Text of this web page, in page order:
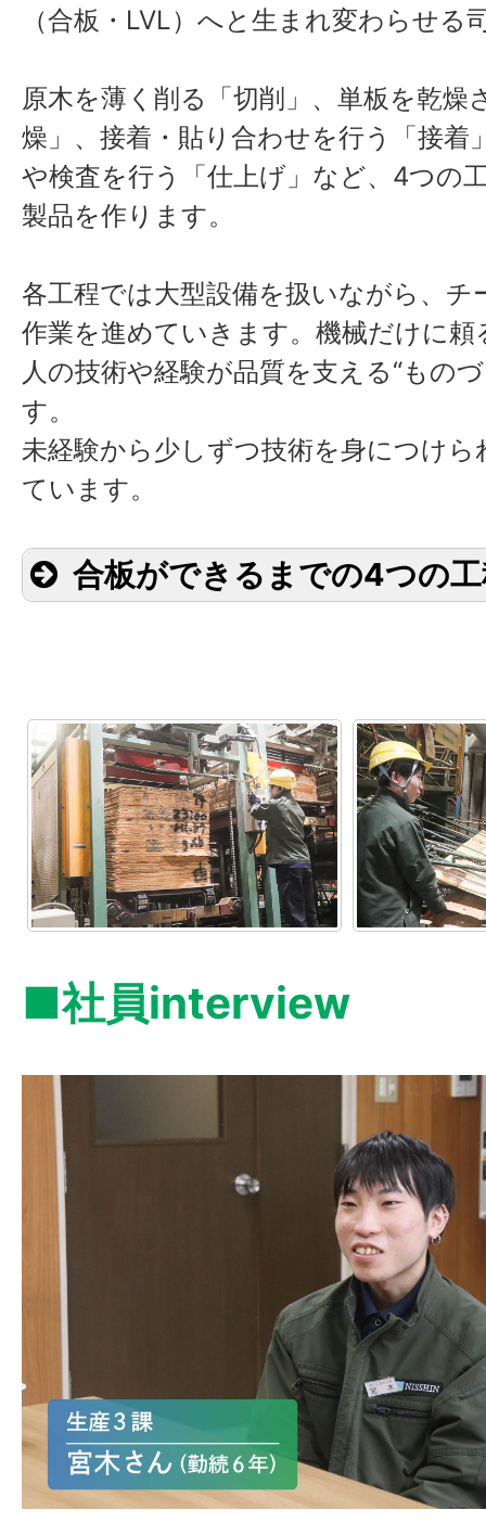
（合板・LVL）へと生まれ変わらせる
原木を薄く削る「切削」、単板を乾燥
燥」、接着・貼り合わせを行う「接着
や検査を行う「仕上げ」など、4つの
製品を作ります。
各工程では大型設備を扱いながら、チ
作業を進めていきます。機械だけに
人の技術や経験が品質を支える“もの
す。
未経験から少しずつ技術を身につけら
ています。
合板ができるまでの4つの
【切削工程】
原木を大根の
薄く削り、厚
板」を作る工
だけ薄く、均
す。
【乾燥工程】
切削した単板
ー」と呼ばれ
し、しっかり
です。品質を
役割を担って
【接着工程】
■社員interview